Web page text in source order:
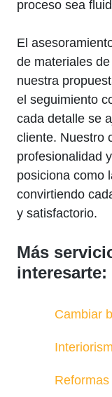
proceso sea
El
de materiales
nuestra
el seguimiento
cada detalle se
cliente. Nuestro
profesionalidad
posiciona como
convirtiendo
y satisfactorio.
Más
interesarte:
Cambiar